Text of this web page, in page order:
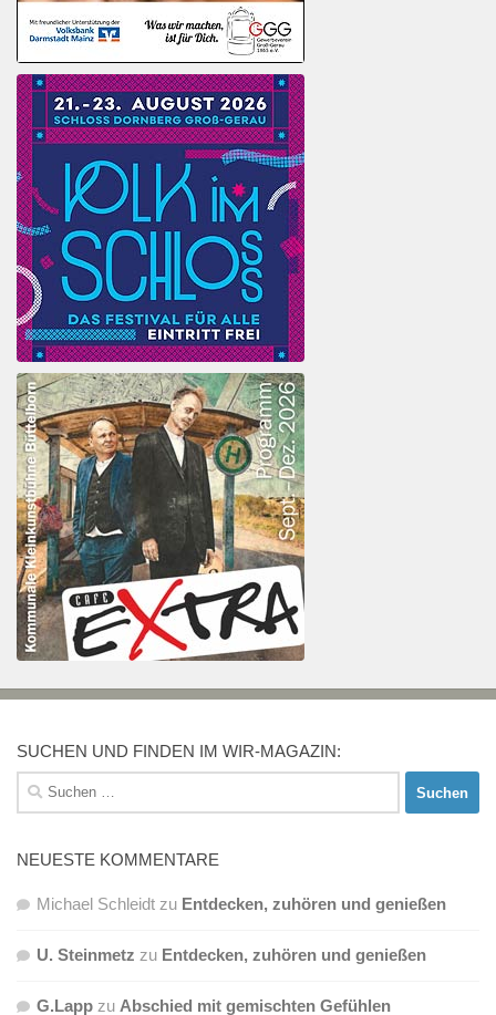
SUCHEN UND FINDEN IM WIR-MAGAZIN:
Suchen
nach:
NEUESTE KOMMENTARE
Michael Schleidt zu Entdecken, zuhören und genießen
U. Steinmetz zu Entdecken, zuhören und genießen
G.Lapp zu Abschied mit gemischten Gefühlen